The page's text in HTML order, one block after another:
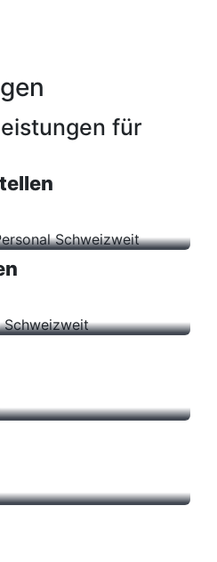
für